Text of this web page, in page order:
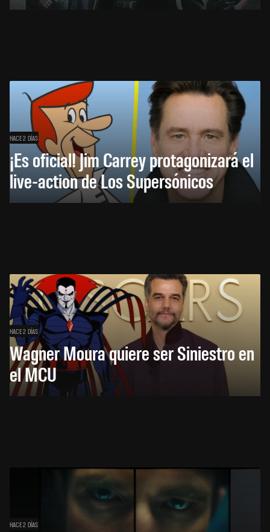
HACE 2 DÍAS
¡Es oficial! Jim Carrey protagonizará el
live-action de Los Supersónicos
HACE 2 DÍAS
Wagner Moura quiere ser Siniestro en
el MCU
HACE 2 DÍAS